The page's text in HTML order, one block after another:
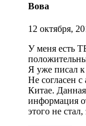
Вова
12 октября,
У меня есть
Я уже писал
Не согласен
Китае. Данная
информация
этого не